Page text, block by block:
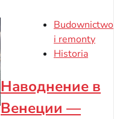
Budownictwo
i remonty
Historia
Наводнение в
Венеции —